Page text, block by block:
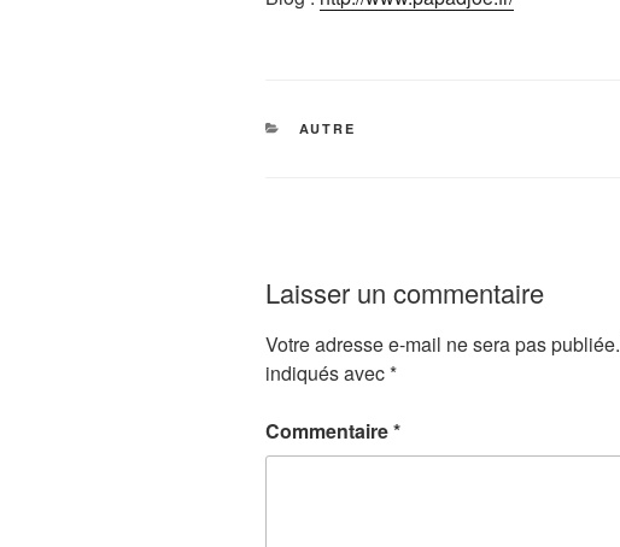
CATÉGORIES
AUTRE
Laisser un commentaire
Votre adresse e-mail ne sera pas publiée.
indiqués avec*
Commentaire*